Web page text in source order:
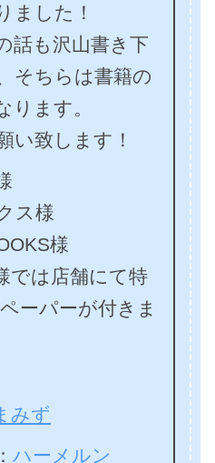
ました！
話も沢山書き下
そちらは書籍の
ります。
い致します！
ス様
様
では店舗にて特
ーパーが付きま
みず
ハーメルン